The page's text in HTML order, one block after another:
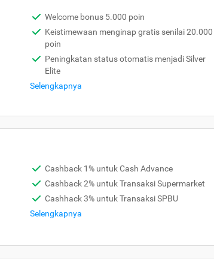
Welcome bonus 5.000 poin
Keistimewaan menginap gratis senilai 20.000
poin
Peningkatan status otomatis menjadi Silver
Elite
Selengkapnya
Cashback 1% untuk Cash Advance
Cashback 2% untuk Transaksi Supermarket
Cashhack 3% untuk Transaksi SPBU
Selengkapnya